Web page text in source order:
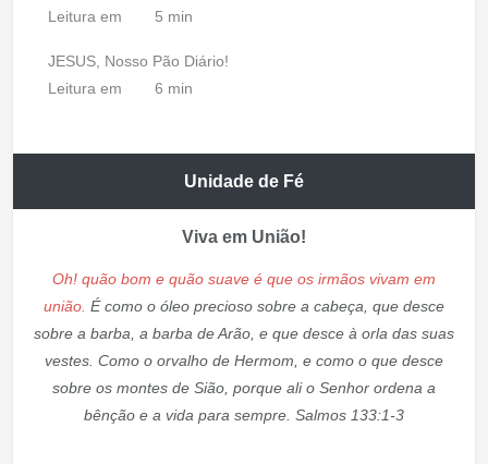
Leitura em
5 min
JESUS, Nosso Pão Diário!
Leitura em
6 min
Unidade de Fé
Viva em União!
Oh! quão bom e quão suave é que os irmãos vivam em
união. É como o óleo precioso sobre a cabeça, que desce
sobre a barba, a barba de Arão, e que desce à orla das suas
vestes. Como o orvalho de Hermom, e como o que desce
sobre os montes de Sião, porque ali o Senhor ordena a
bênção e a vida para sempre. Salmos 133:1-3